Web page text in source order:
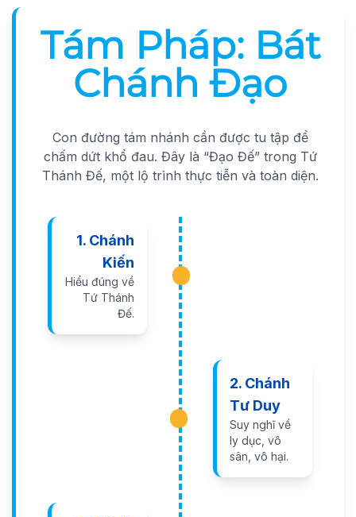
Tám Pháp: Bát
Chánh Đạo
Con đường tám nhánh cần được tu tập để
chấm dứt khổ đau. Đây là “Đạo Đế” trong Tứ
Thánh Đế, một lộ trình thực tiễn và toàn diện.
1. Chánh
Kiến
Hiểu đúng về
Tứ Thánh
Đế.
2. Chánh
Tư Duy
Suy nghĩ về
ly dục, vô
sân, vô hại.